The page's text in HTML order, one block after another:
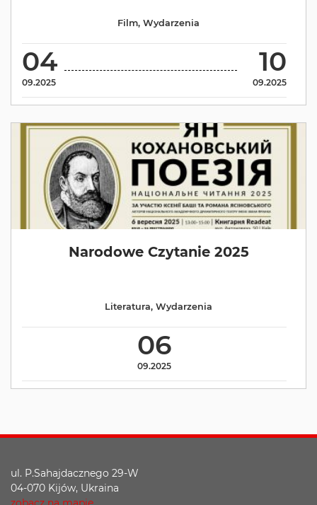
04
09.2025
10
09.2025
Film, Wydarzenia
Narodowe Czytanie 2025
06
09.2025
Literatura, Wydarzenia
ul. P.Sahajdacznego 29-W
04-070 Kijów, Ukraina